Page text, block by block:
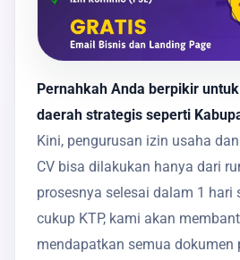
Pernahkah Anda berpikir
daerah strategis seperti
Kini, pengurusan izin usaha
CV bisa dilakukan hanya dari
prosesnya selesai dalam 1 hari
cukup KTP, kami akan
mendapatkan semua dokumen